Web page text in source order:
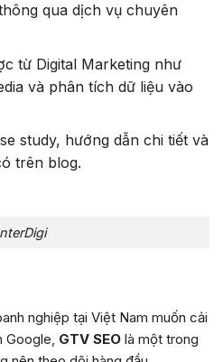
qua dịch vụ chuyên
từ Digital Marketing như
và phân tích dữ liệu vào
study, hướng dẫn chi tiết và
trên blog.
nghiệp tại Việt Nam muốn cải
Google, GTV SEO là một trong